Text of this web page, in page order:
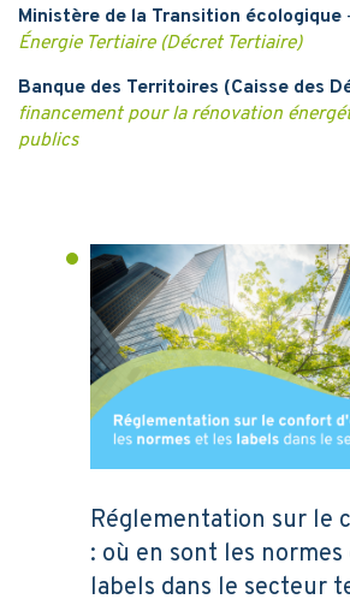
Ministère de la Transition écologique
Énergie Tertiaire (Décret Tertiaire)
Banque des Territoires (Caisse des
financement pour la rénovation
publics
Réglementation sur le
: où en sont les normes
labels dans le secteur